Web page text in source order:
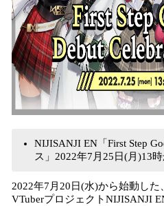
NIJISANJI EN「First Step
ス」2022年7月25日(月)13
2022年7月20日(水)から始動し
VTuberプロジェクトNIJISANJI